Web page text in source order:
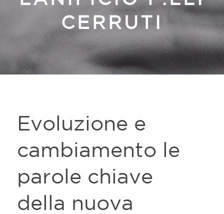
CERRUTI
Evoluzione e
cambiamento le
parole chiave
della nuova